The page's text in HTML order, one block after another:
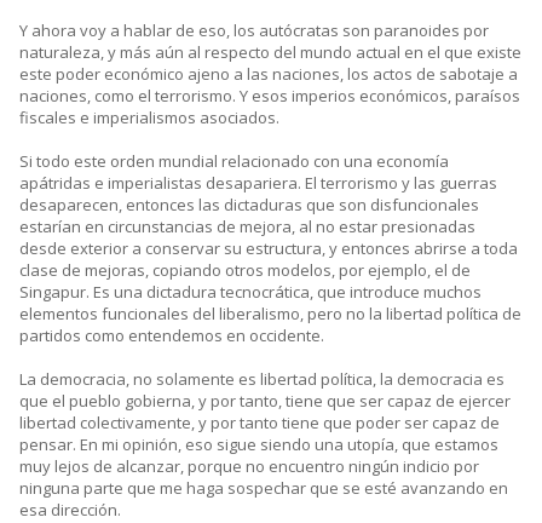
Y ahora voy a hablar de eso, los autócratas son paranoides por
naturaleza, y más aún al respecto del mundo actual en el que existe
este poder económico ajeno a las naciones, los actos de sabotaje a
naciones, como el terrorismo. Y esos imperios económicos, paraísos
fiscales e imperialismos asociados.
Si todo este orden mundial relacionado con una economía
apátridas e imperialistas desapariera. El terrorismo y las guerras
desaparecen, entonces las dictaduras que son disfuncionales
estarían en circunstancias de mejora, al no estar presionadas
desde exterior a conservar su estructura, y entonces abrirse a toda
clase de mejoras, copiando otros modelos, por ejemplo, el de
Singapur. Es una dictadura tecnocrática, que introduce muchos
elementos funcionales del liberalismo, pero no la libertad política de
partidos como entendemos en occidente.
La democracia, no solamente es libertad política, la democracia es
que el pueblo gobierna, y por tanto, tiene que ser capaz de ejercer
libertad colectivamente, y por tanto tiene que poder ser capaz de
pensar. En mi opinión, eso sigue siendo una utopía, que estamos
muy lejos de alcanzar, porque no encuentro ningún indicio por
ninguna parte que me haga sospechar que se esté avanzando en
esa dirección.